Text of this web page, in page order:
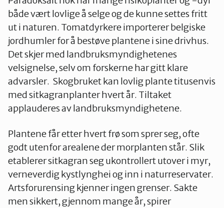
både vært lovlige å selge og de kunne settes fritt
ut i naturen. Tomatdyrkere importerer belgiske
jordhumler for å bestøve plantene i sine drivhus.
Det skjer med landbruksmyndighetenes
velsignelse, selv om forskerne har gitt klare
advarsler. Skogbruket kan lovlig plante titusenvis
med sitkagranplanter hvert år. Tiltaket
applauderes av landbruksmyndighetene.
Plantene får etter hvert frø som sprer seg, ofte
godt utenfor arealene der morplanten står. Slik
etablerer sitkagran seg ukontrollert utover i myr,
verneverdig kystlynghei og inn i naturreservater.
Artsforurensing kjenner ingen grenser. Sakte
men sikkert, gjennom mange år, spirer